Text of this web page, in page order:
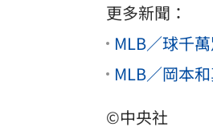
更多新聞：
MLB／球千
MLB／岡本
©中央社